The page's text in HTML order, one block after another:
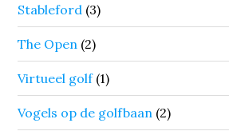
Stableford (3)
The Open (2)
Virtueel golf(1)
Vogels op de golfbaan (2)